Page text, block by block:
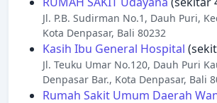
Jl. P.B. Sudirman No.1, Dauh Puri,
Kota Denpasar, Bali 80232
Kasih Ibu General Hospital
Jl. Teuku Umar No.120, Dauh Puri
Denpasar Bar., Kota Denpasar, Bali
Rumah Sakit Umum Daerah